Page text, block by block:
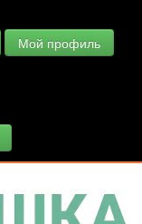
Мой профиль